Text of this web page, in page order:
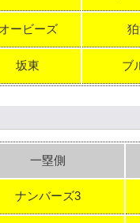
オービーズ
坂東 ブ
一塁側
ナンバーズ3